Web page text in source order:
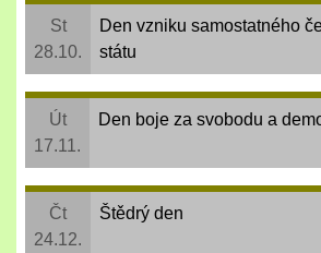
St
28.10.
Den vzniku samostatného
státu
Út
17.11.
Den boje za svobodu a
Čt
24.12.
Štědrý den